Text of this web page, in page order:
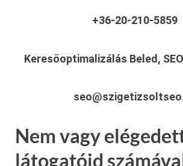
+36-20-210-5859
Keresőoptimalizálás Beled,
Nem vagy
látogatóid